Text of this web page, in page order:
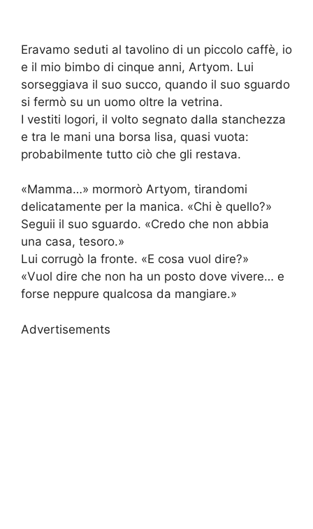
Eravamo seduti al tavolino di un piccolo caffè, io
e il mio bimbo di cinque anni, Artyom. Lui
sorseggiava il suo succo, quando il suo sguardo
si fermò su un uomo oltre la vetrina.
I vestiti logori, il volto segnato dalla stanchezza
e tra le mani una borsa lisa, quasi vuota:
probabilmente tutto ciò che gli restava.
«Mamma…» mormorò Artyom, tirandomi
delicatamente per la manica. «Chi è quello?»
Seguii il suo sguardo. «Credo che non abbia
una casa, tesoro.»
Lui corrugò la fronte. «E cosa vuol dire?»
«Vuol dire che non ha un posto dove vivere… e
forse neppure qualcosa da mangiare.»
Advertisements